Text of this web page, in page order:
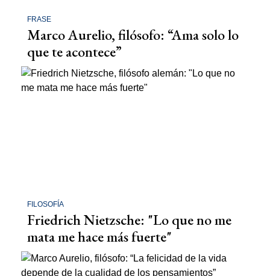
FRASE
Marco Aurelio, filósofo: “Ama solo lo
que te acontece”
FILOSOFÍA
Friedrich Nietzsche: "Lo que no me
mata me hace más fuerte"